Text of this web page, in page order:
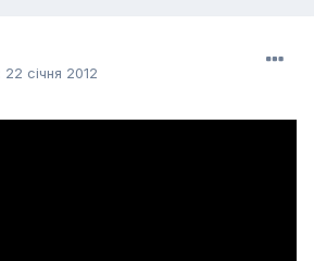
22 січня 2012